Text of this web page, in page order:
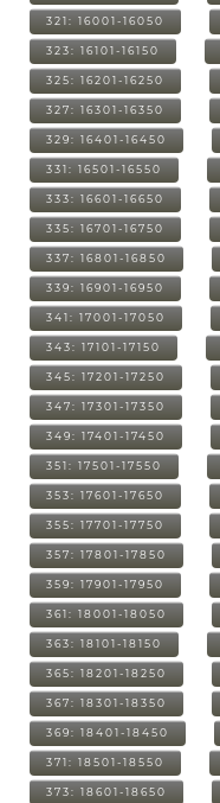
321: 16001-16050
323: 16101-16150
325: 16201-16250
327: 16301-16350
329: 16401-16450
331: 16501-16550
333: 16601-16650
335: 16701-16750
337: 16801-16850
339: 16901-16950
341: 17001-17050
343: 17101-17150
345: 17201-17250
347: 17301-17350
349: 17401-17450
351: 17501-17550
353: 17601-17650
355: 17701-17750
357: 17801-17850
359: 17901-17950
361: 18001-18050
363: 18101-18150
365: 18201-18250
367: 18301-18350
369: 18401-18450
371: 18501-18550
373: 18601-18650